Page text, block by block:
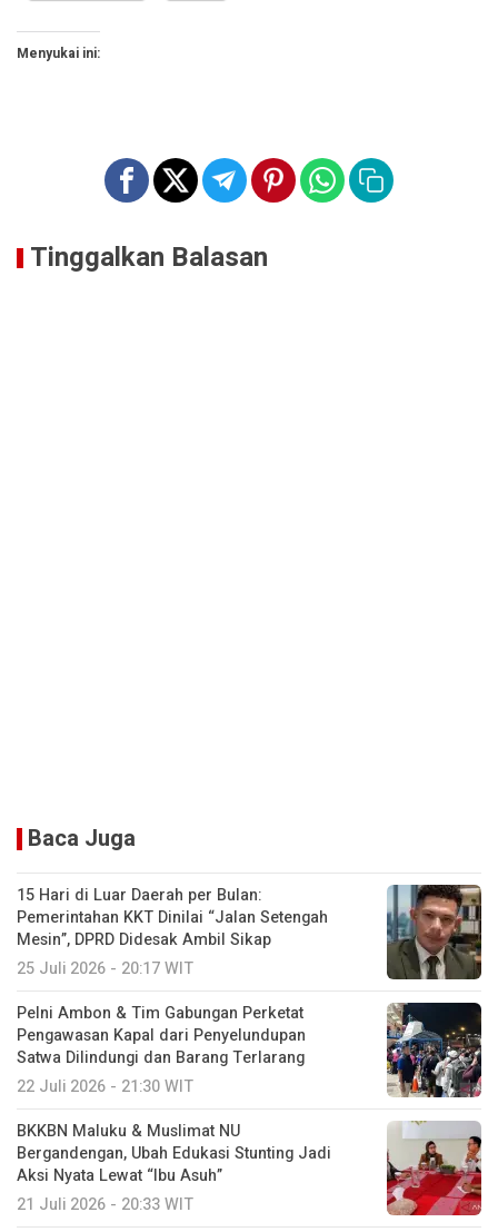
Menyukai ini:
Tinggalkan Balasan
Baca Juga
15 Hari di Luar Daerah per Bulan:
Pemerintahan KKT Dinilai “Jalan Setengah
Mesin”, DPRD Didesak Ambil Sikap
25 Juli 2026 - 20:17 WIT
Pelni Ambon & Tim Gabungan Perketat
Pengawasan Kapal dari Penyelundupan
Satwa Dilindungi dan Barang Terlarang
22 Juli 2026 - 21:30 WIT
BKKBN Maluku & Muslimat NU
Bergandengan, Ubah Edukasi Stunting Jadi
Aksi Nyata Lewat “Ibu Asuh”
21 Juli 2026 - 20:33 WIT